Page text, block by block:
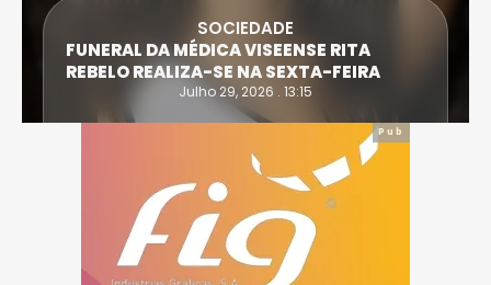
SOCIEDADE
FUNERAL DA MÉDICA VISEENSE RITA
REBELO REALIZA-SE NA SEXTA-FEIRA
Julho 29, 2026 . 13:15
Pub